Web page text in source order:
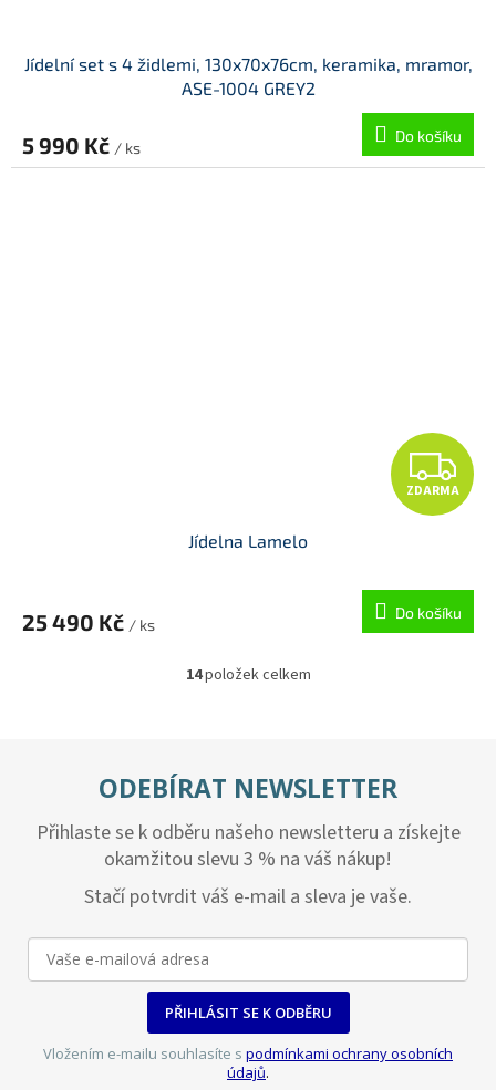
Jídelní set s 4 židlemi, 130x70x76cm, keramika, mramor,
ASE-1004 GREY2
5 990 Kč / ks
Do košíku
Z
D
R
ZDARMA
Jídelna Lamelo
25 490 Kč / ks
Do košíku
O
a
í
p
r
v
y
ý
p
i
s
u
14položek celkem
ODEBÍRAT NEWSLETTER
Přihlaste se k odběru našeho newsletteru a získejte
okamžitou slevu 3 % na váš nákup!
Stačí potvrdit váš e-mail a sleva je vaše.
PŘIHLÁSIT SE K ODBĚRU
Vložením e-mailu souhlasíte s podmínkami ochrany osobních
údajů.